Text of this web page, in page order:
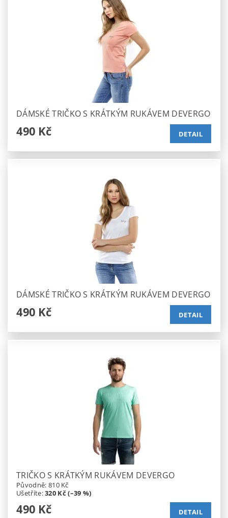
DÁMSKÉ TRIČKO S KRÁTKÝM RUKÁVEM DEVERGO
490 Kč DETAIL
DÁMSKÉ TRIČKO S KRÁTKÝM RUKÁVEM DEVERGO
490 Kč DETAIL
TRIČKO S KRÁTKÝM RUKÁVEM DEVERGO
Původně: 810 Kč
Ušetříte:320 Kč (–39 %)
490 Kč DETAIL